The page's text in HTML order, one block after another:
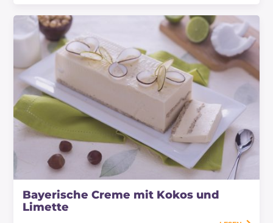
Bayerische Creme mit Kokos und
Limette